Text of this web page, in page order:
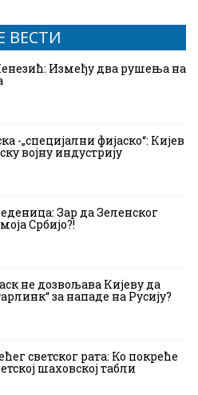
ВЕСТИ
Између два рушења на
-„специјални фијаско“: Кијев
војну индустрију
Зар да Зеленског
Србијо?!
не дозвољава Кијеву да
за нападе на Русију?
светског рата: Ко покреће
шаховској табли